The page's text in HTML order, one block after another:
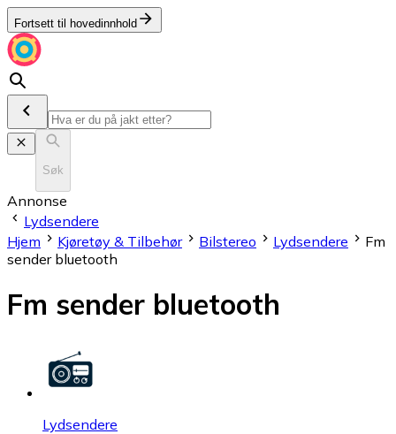
Fortsett til hovedinnhold
Søk
Annonse
Lydsendere
Hjem
Kjøretøy & Tilbehør Bilstereo Lydsendere
Fm
sender bluetooth
Fm sender bluetooth
Lydsendere